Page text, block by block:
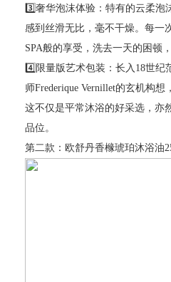
3️⃣奢华泡沫体验：特有的云柔泡
感到丝滑无比，毫不干燥。每一
SPA般的享受，洗去一天的困顿
4️⃣限量版艺术包装：长入18世
师Frederique Vernillet的玄机构想
这不仅是平常沐浴的好采选，亦
品位。
第二款：欧舒丹香橼琥珀沐浴油